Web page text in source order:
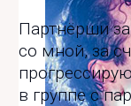
Партнёрши
со мной, за
в группе с